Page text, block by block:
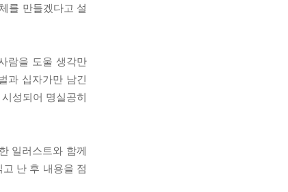
를 만들겠다고 설
람을 도울 생각만
과 십자가만 남긴
성되어 명실공히
일러스트와 함께
난 후 내용을 점